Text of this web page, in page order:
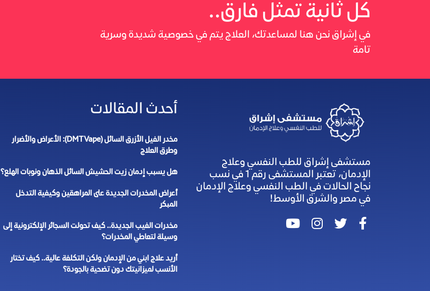
كل ثانية تمثل فارق..
في إشراق نحن هنا لمساعدتك، العلاج يتم في خصوصية شديدة وسرية
تامة
مستشفى إشراق للطب النفسي وعلاج
الإدمان، تعتبر المستشفى رقم 1 في نسب
نجاح الحالات في الطب النفسي وعلاج الإدمان
في مصر والشرق الأوسط!
أحدث المقالات
مخدر الفيل الأزرق السائل (DMT Vape): الأعراض والأضرار
وطرق العلاج
هل يسبب إدمان زيت الحشيش السائل الذهان ونوبات الهلع؟
أعراض المخدرات الجديدة على المراهقين وكيفية التدخل
المبكر
مخدرات الفيب الجديدة.. كيف تحولت السجائر الإلكترونية إلى
وسيلة لتعاطي المخدرات؟
أريد علاج ابني من الإدمان ولكن التكلفة عالية.. كيف تختار
الأنسب لميزانيتك دون تضحية بالجودة؟